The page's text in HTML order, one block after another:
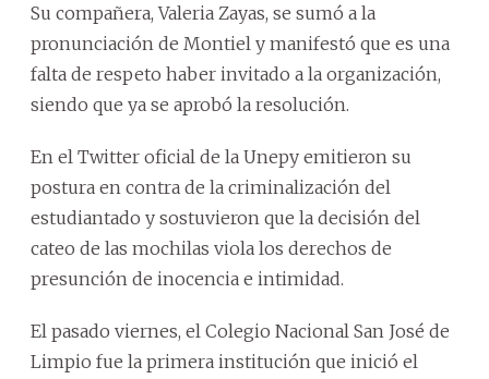
Su compañera, Valeria Zayas, se sumó a la
pronunciación de Montiel y manifestó que es una
falta de respeto haber invitado a la organización,
siendo que ya se aprobó la resolución.
En el Twitter oficial de la Unepy emitieron su
postura en contra de la criminalización del
estudiantado y sostuvieron que la decisión del
cateo de las mochilas viola los derechos de
presunción de inocencia e intimidad.
El pasado viernes, el Colegio Nacional San José de
Limpio fue la primera institución que inició el